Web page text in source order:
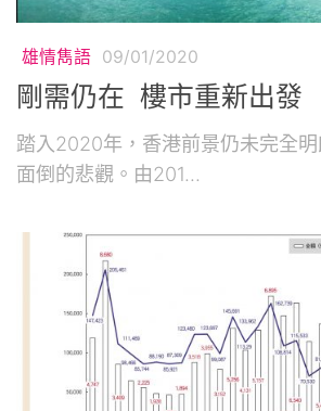
雄情雋語 09/01/2020
剛需仍在 樓市重新出發
踏入2020年，香港前景仍未完全
面倒的悲觀。由201...